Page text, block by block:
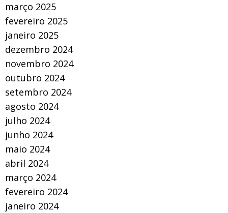
março 2025
fevereiro 2025
janeiro 2025
dezembro 2024
novembro 2024
outubro 2024
setembro 2024
agosto 2024
julho 2024
junho 2024
maio 2024
abril 2024
março 2024
fevereiro 2024
janeiro 2024